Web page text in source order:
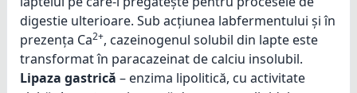
digestie ulterioare. Sub acțiunea labfermentului și în
prezența Ca2+, cazeinogenul solubil din lapte este
transformat în paracazeinat de calciu insolubil.
Lipaza gastrică – enzima lipolitică, cu activitate